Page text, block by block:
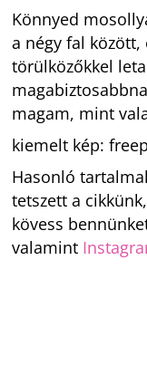
Könnyed
a négy fal
törülközőkkel
magam, mint
kiemelt kép:
Hasonló
tetszett a
kövess
valamint